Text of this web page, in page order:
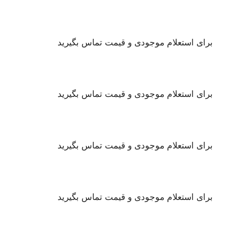
برای استعلام موجودی و قیمت تماس بگیرید
برای استعلام موجودی و قیمت تماس بگیرید
برای استعلام موجودی و قیمت تماس بگیرید
برای استعلام موجودی و قیمت تماس بگیرید